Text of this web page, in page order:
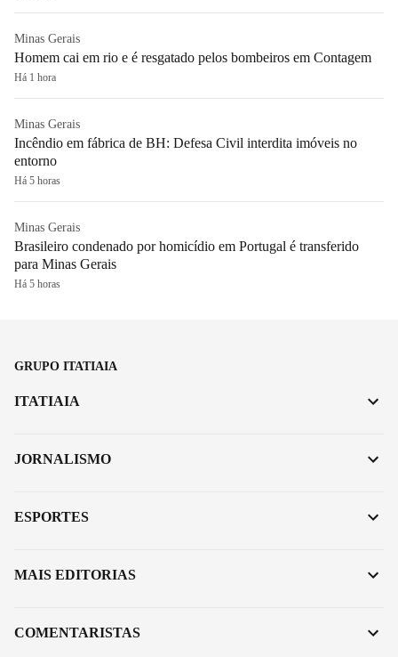
Minas Gerais
Homem cai em rio e é resgatado pelos bombeiros em Contagem
Há 1 hora
Minas Gerais
Incêndio em fábrica de BH: Defesa Civil interdita imóveis no
entorno
Há 5 horas
Minas Gerais
Brasileiro condenado por homicídio em Portugal é transferido
para Minas Gerais
Há 5 horas
GRUPO ITATIAIA
ITATIAIA
JORNALISMO
ESPORTES
MAIS EDITORIAS
COMENTARISTAS